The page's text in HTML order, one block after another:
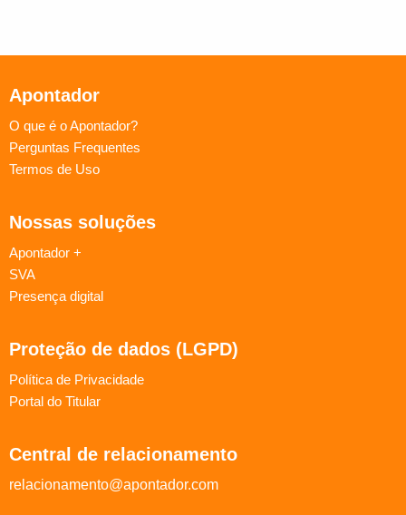
Apontador
O que é o Apontador?
Perguntas Frequentes
Termos de Uso
Nossas soluções
Apontador +
SVA
Presença digital
Proteção de dados (LGPD)
Política de Privacidade
Portal do Titular
Central de relacionamento
relacionamento@apontador.com